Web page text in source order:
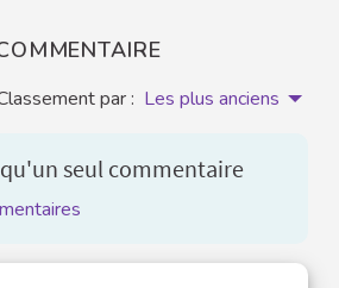
par : Les plus anciens
seul commentaire